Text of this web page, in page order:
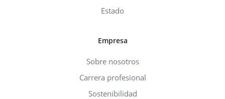
Estado
Empresa
Sobre nosotros
Carrera profesional
Sostenibilidad